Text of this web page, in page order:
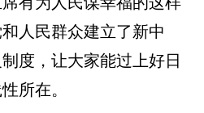
人民群众建立了新中
度，让大家能过上好日
所在。